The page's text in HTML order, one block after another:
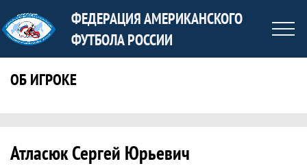
ФЕДЕРАЦИЯ АМЕРИКАНСКОГО
ФУТБОЛА РОССИИ
ОБ ИГРОКЕ
Атласюк Сергей Юрьевич